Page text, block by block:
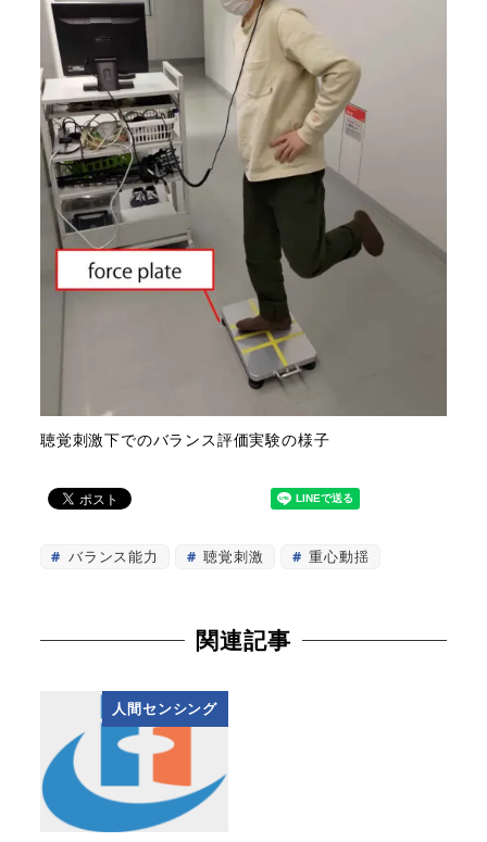
聴覚刺激下でのバランス評価実験の様子
バランス能力 聴覚刺激 重心動揺
関連記事
人間センシング